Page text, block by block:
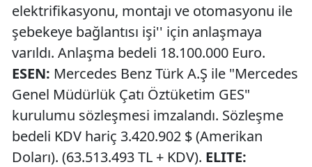
elektrifikasyonu, montajı ve otomasyonu ile
şebekeye bağlantısı işi'' için anlaşmaya
varıldı. Anlaşma bedeli 18.100.000 Euro.
ESEN: Mercedes Benz Türk A.Ş ile "Mercedes
Genel Müdürlük Çatı Öztüketim GES"
kurulumu sözleşmesi imzalandı. Sözleşme
bedeli KDV hariç 3.420.902 $ (Amerikan
Doları). (63.513.493 TL + KDV). ELITE: